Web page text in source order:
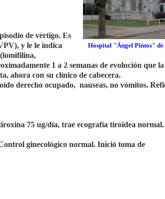
Hospital "Ángel Pintos" de
de vértigo. Es
y le le indica
1 a 2 semanas de evolución que la
ahora con su clínico de cabecera.
derecho ocupado, nauseas, no vómitos.
75 ug/día, trae ecografía tiroidea normal.
ginecológico normal. Inició toma de